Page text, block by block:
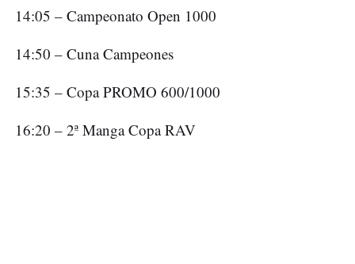
14:05 – Campeonato Open 1000
14:50 – Cuna Campeones
15:35 – Copa PROMO 600/1000
16:20 – 2ª Manga Copa RAV